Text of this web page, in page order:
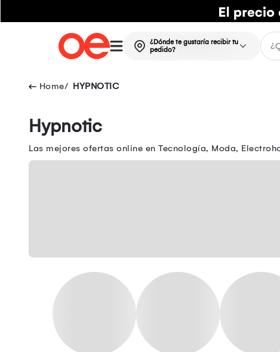
¿Dónde te gustaría recibir tu
pedido?
HYPNOTIC
Hypnotic
Las mejores ofertas online en Tecnología, Moda,